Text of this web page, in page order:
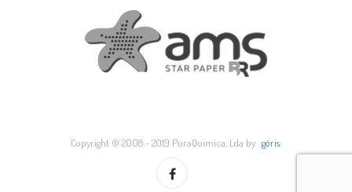
Copyright © 2008 - 2019 PuraQuimica, Lda by göris